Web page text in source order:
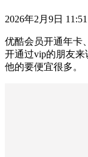
2026年2月9日 11:51
优酷会员开通年卡
开通过vip的朋友
他的要便宜很多。